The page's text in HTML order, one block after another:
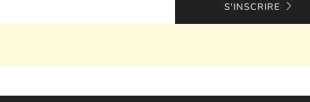
S'INSCRIRE